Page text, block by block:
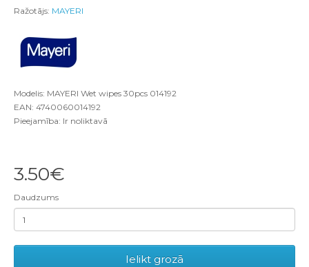
Ražotājs: MAYERI
Modelis: MAYERI Wet wipes 30pcs 014192
EAN: 4740060014192
Pieejamība: Ir noliktavā
3.50€
Daudzums
Ielikt grozā